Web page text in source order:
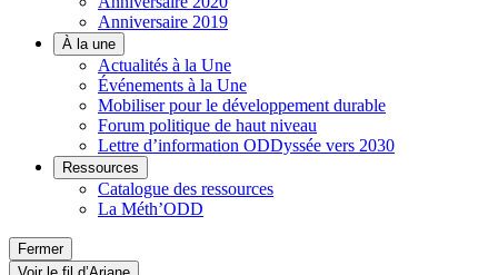
Anniversaire 2019
À la une
Actualités à la Une
Événements à la Une
Mobiliser pour le développement durable
Forum politique de haut niveau
Lettre d’information ODDyssée vers 2030
Ressources
Catalogue des ressources
La Méth’ODD
Fermer